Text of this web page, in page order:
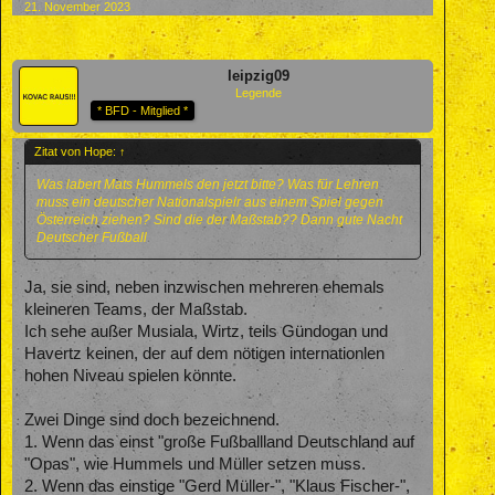
21. November 2023
leipzig09
Legende
* BFD - Mitglied *
Zitat von Hope: ↑
Was labert Mats Hummels den jetzt bitte? Was für Lehren
muss ein deutscher Nationalspielr aus einem Spiel gegen
Österreich ziehen? Sind die der Maßstab?? Dann gute Nacht
Deutscher Fußball
Ja, sie sind, neben inzwischen mehreren ehemals
kleineren Teams, der Maßstab.
Ich sehe außer Musiala, Wirtz, teils Gündogan und
Havertz keinen, der auf dem nötigen internationlen
hohen Niveau spielen könnte.
Zwei Dinge sind doch bezeichnend.
1. Wenn das einst "große Fußballland Deutschland auf
"Opas", wie Hummels und Müller setzen muss.
2. Wenn das einstige "Gerd Müller-", "Klaus Fischer-",